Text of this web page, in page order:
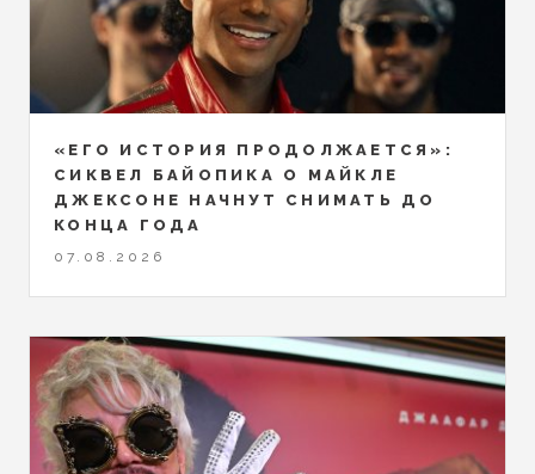
«ЕГО ИСТОРИЯ ПРОДОЛЖАЕТСЯ»:
СИКВЕЛ БАЙОПИКА О МАЙКЛЕ
ДЖЕКСОНЕ НАЧНУТ СНИМАТЬ ДО
КОНЦА ГОДА
07.08.2026